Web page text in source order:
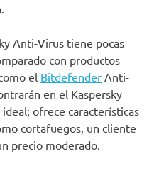
Anti-Virus tiene pocas
con productos
el Bitdefender Anti-
en el Kaspersky
ofrece características
cortafuegos, un cliente
precio moderado.